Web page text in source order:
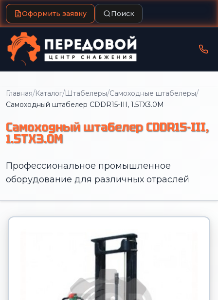
Оформить заявку Поиск
Главная/Каталог/Штабелеры/Самоходные штабелеры/
Самоходный штабелер CDDR15-III, 1.5TX3.0M
Самоходный штабелер CDDR15-III,
1.5TX3.0M
Профессиональное промышленное
оборудование для различных отраслей